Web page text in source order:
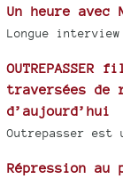
Un heure avec
Longue interview
traversées de
d’aujourd’hui
Outrepasser est
Répression au